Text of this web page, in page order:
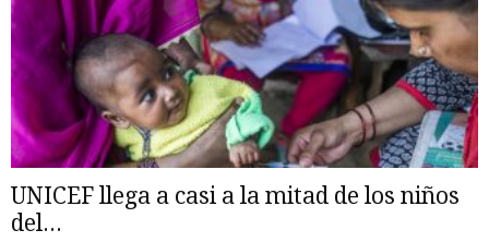
UNICEF llega a casi a la mitad de los niños
del...